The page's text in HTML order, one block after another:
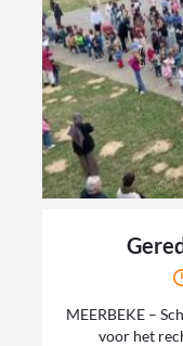
MEERBEKE –
voor het